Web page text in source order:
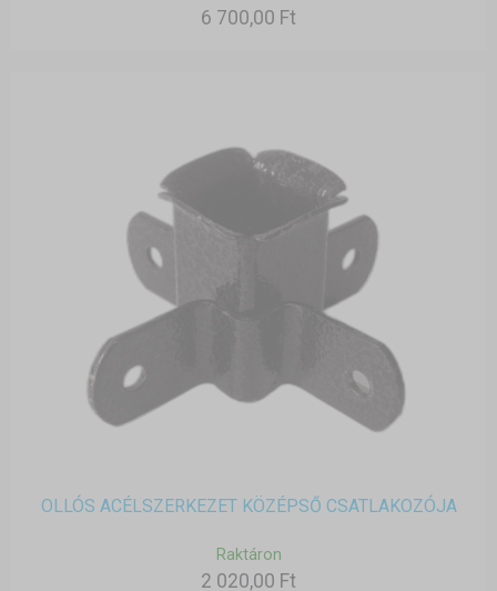
6 700,00 Ft
OLLÓS ACÉLSZERKEZET KÖZÉPSŐ CSATLAKOZÓJA
Raktáron
2 020,00 Ft